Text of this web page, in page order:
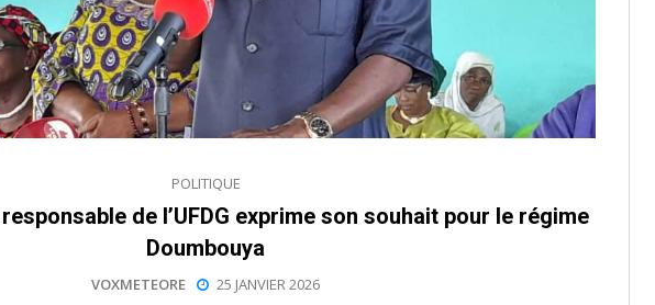
POLITIQUE
de l’UFDG exprime son souhait pour le régime
Doumbouya
VOXMETEORE 25 JANVIER 2026